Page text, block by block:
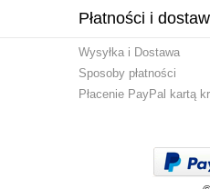
Płatności i
Wysyłka i Dostawa
Sposoby płatności
Płacenie PayPal kartą